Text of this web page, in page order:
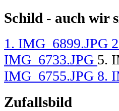
Schild - auch wir
1. IMG_6899.JPG
IMG_6733.JPG 5.
IMG_6755.JPG 8.
Zufallsbild